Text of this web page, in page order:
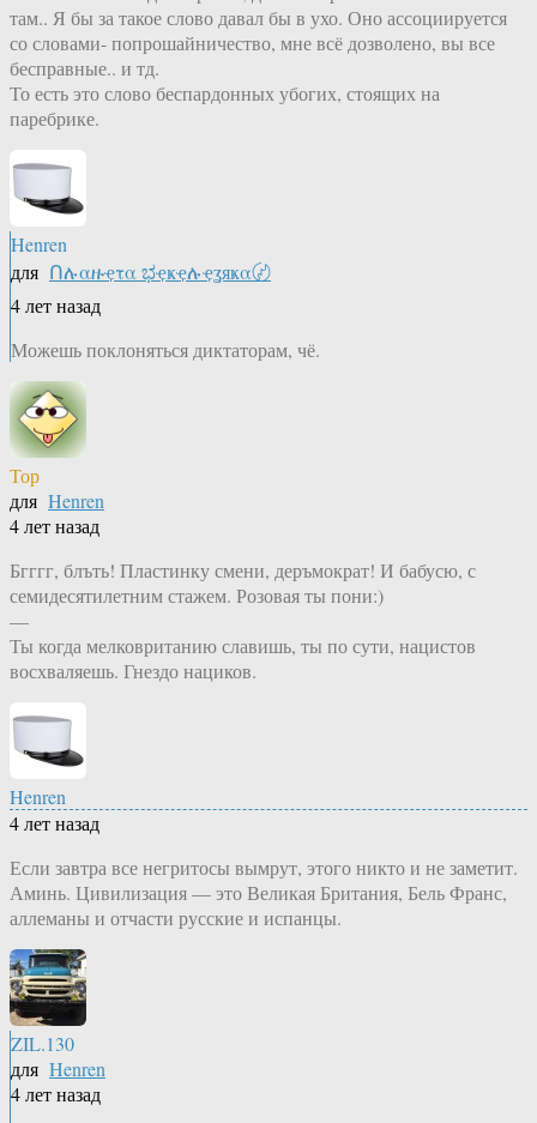
там.. Я бы за такое слово давал бы в ухо. Оно ассоциируется
со словами- попрошайничество, мне всё дозволено, вы все
бесправные.. и тд.
То есть это слово беспардонных убогих, стоящих на
паребрике.
Henren
для Ոሉαዙҿτα ಭҿҝҿሉҿʓяҝα〄
4 лет назад
Можешь поклоняться диктаторам, чё.
Тор
для Henren
4 лет назад
Бгггг, блъть! Пластинку смени, деръмократ! И бабусю, с
семидесятилетним стажем. Розовая ты пони:)
—
Ты когда мелковританию славишь, ты по сути, нацистов
восхваляешь. Гнездо нациков.
Henren
4 лет назад
Если завтра все негритосы вымрут, этого никто и не заметит.
Аминь. Цивилизация — это Великая Британия, Бель Франс,
аллеманы и отчасти русские и испанцы.
ZIL.130
для Henren
4 лет назад